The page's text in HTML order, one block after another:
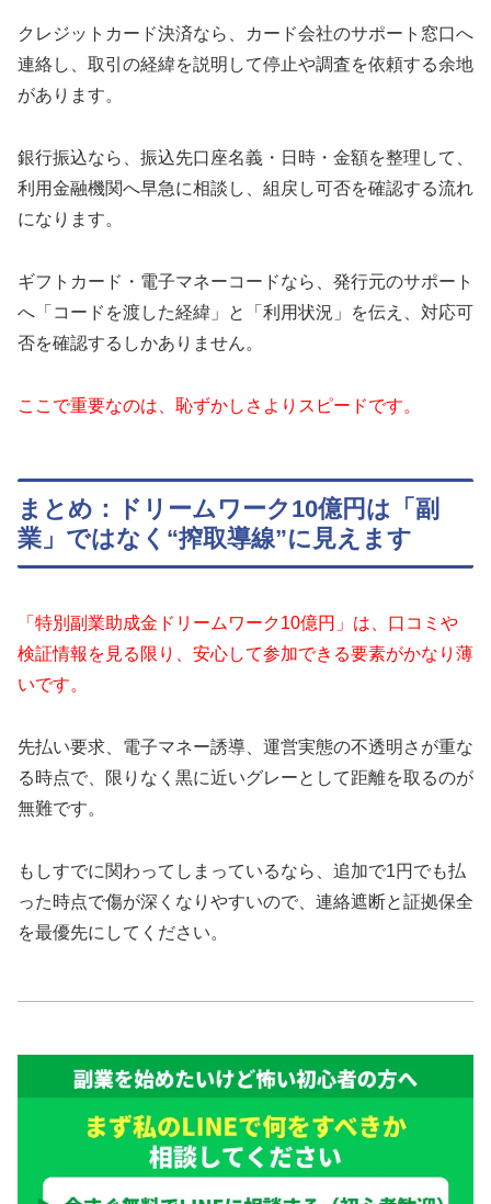
クレジットカード決済なら、カード会社のサポート窓口へ
連絡し、取引の経緯を説明して停止や調査を依頼する余地
があります。
銀行振込なら、振込先口座名義・日時・金額を整理して、
利用金融機関へ早急に相談し、組戻し可否を確認する流れ
になります。
ギフトカード・電子マネーコードなら、発行元のサポート
へ「コードを渡した経緯」と「利用状況」を伝え、対応可
否を確認するしかありません。
ここで重要なのは、恥ずかしさよりスピードです。
まとめ：ドリームワーク10億円は「副
業」ではなく“搾取導線”に見えます
「特別副業助成金ドリームワーク10億円」は、口コミや
検証情報を見る限り、安心して参加できる要素がかなり薄
いです。
先払い要求、電子マネー誘導、運営実態の不透明さが重な
る時点で、限りなく黒に近いグレーとして距離を取るのが
無難です。
もしすでに関わってしまっているなら、追加で1円でも払
った時点で傷が深くなりやすいので、連絡遮断と証拠保全
を最優先にしてください。